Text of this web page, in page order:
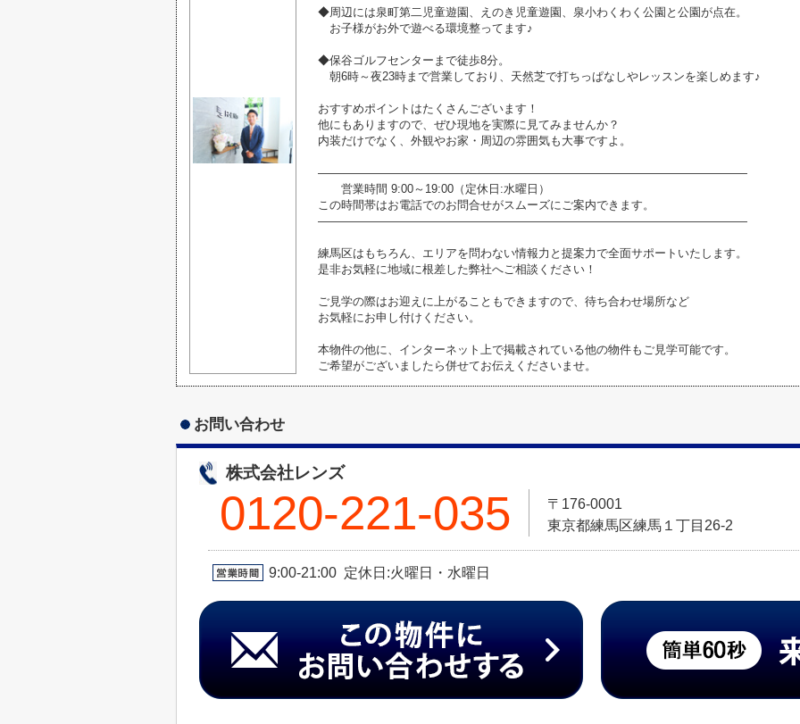
◆周辺には泉町第二児童遊園、えのき児童遊園、泉小わくわく公園と公園が点在。
お子様がお外で遊べる環境整ってます♪
◆保谷ゴルフセンターまで徒歩8分。
朝6時～夜23時まで営業しており、天然芝で打ちっぱなしやレッスンを楽しめます♪
おすすめポイントはたくさんございます！
他にもありますので、ぜひ現地を実際に見てみませんか？
内装だけでなく、外観やお家・周辺の雰囲気も大事ですよ。
―――――――――――――――――――――――――――――――――――――
営業時間 9:00～19:00（定休日:水曜日）
この時間帯はお電話でのお問合せがスムーズにご案内できます。
―――――――――――――――――――――――――――――――――――――
練馬区はもちろん、エリアを問わない情報力と提案力で全面サポートいたします。
是非お気軽に地域に根差した弊社へご相談ください！
ご見学の際はお迎えに上がることもできますので、待ち合わせ場所など
お気軽にお申し付けください。
本物件の他に、インターネット上で掲載されている他の物件もご見学可能です。
ご希望がございましたら併せてお伝えくださいませ。
お問い合わせ
株式会社レンズ
0120-221-035
〒176-0001
東京都練馬区練馬１丁目26-2
9:00-21:00 定休日:火曜日・水曜日